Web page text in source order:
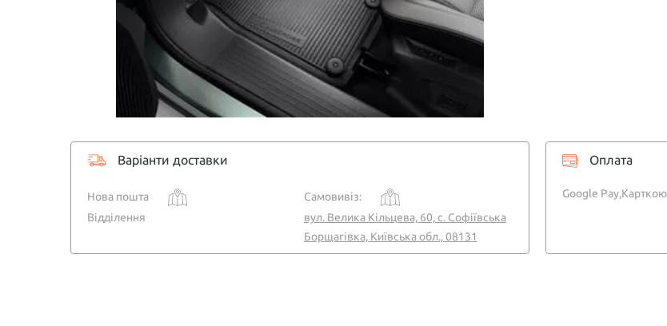
Варіанти доставки
Нова пошта
Самовивіз:
Відділення
вул. Велика Кільцева, 60, с. Софіївська
Борщагівка, Київська обл., 08131
Оплата
Google Pay,